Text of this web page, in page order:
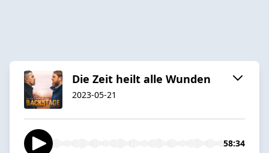
Die Zeit heilt alle Wunden
2023-05-21
58:34